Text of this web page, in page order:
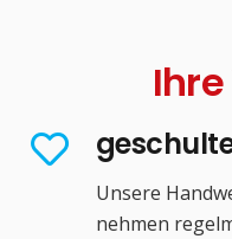
Unsere
nehmen